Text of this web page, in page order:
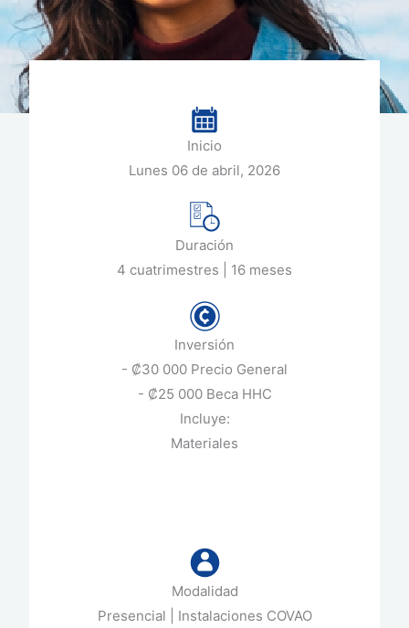
Inicio
Lunes 06 de abril, 2026
Duración
4 cuatrimestres | 16 meses
Inversión
- ₡30 000 Precio General
- ₡25 000 Beca HHC
Incluye:
Materiales
Modalidad
Presencial | Instalaciones COVAO